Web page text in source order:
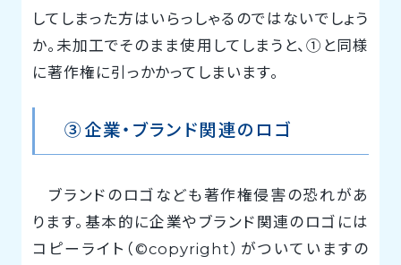
してしまった方はいらっしゃるのではないでしょう
か。未加工でそのまま使用してしまうと、①と同様
に著作権に引っかかってしまいます。
③企業・ブランド関連のロゴ
ブランドのロゴなども著作権侵害の恐れがあ
ります。基本的に企業やブランド関連のロゴには
コピーライト（©copyright）がついていますの